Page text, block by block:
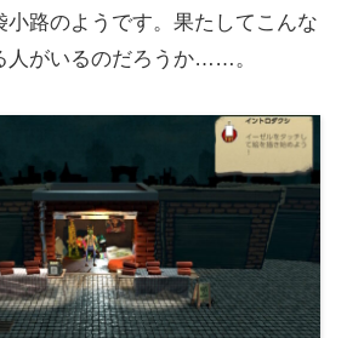
小路のようです。果たしてこんな
人がいるのだろうか……。